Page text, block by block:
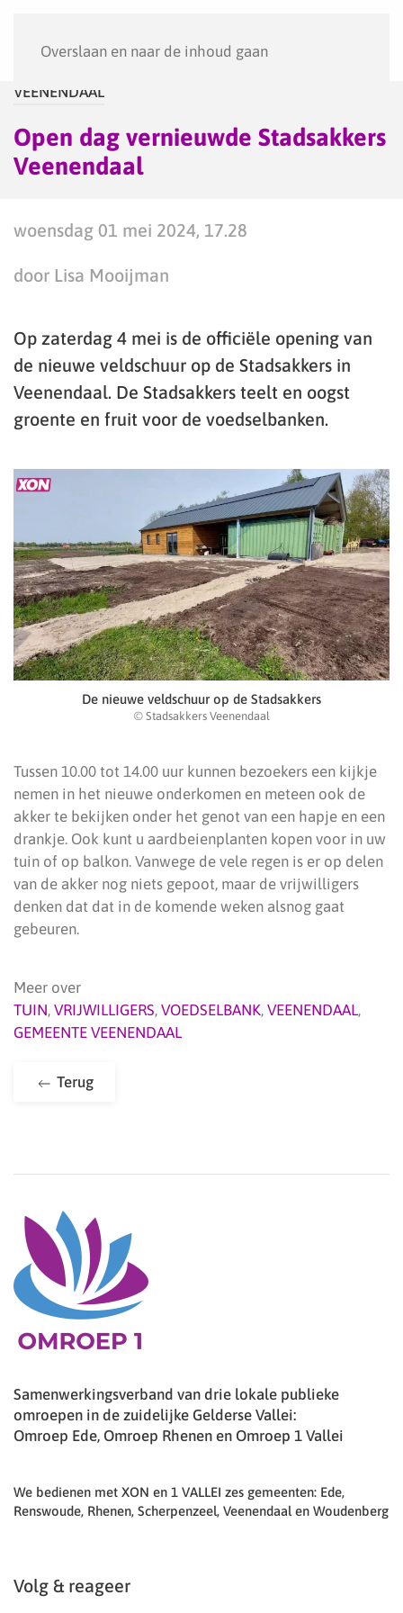
Overslaan en naar de inhoud gaan
VEENENDAAL
Open dag vernieuwde Stadsakkers
Veenendaal
woensdag 01 mei 2024, 17.28
door Lisa Mooijman
Op zaterdag 4 mei is de officiële opening van
de nieuwe veldschuur op de Stadsakkers in
Veenendaal. De Stadsakkers teelt en oogst
groente en fruit voor de voedselbanken.
De nieuwe veldschuur op de Stadsakkers
© Stadsakkers Veenendaal
Tussen 10.00 tot 14.00 uur kunnen bezoekers een kijkje
nemen in het nieuwe onderkomen en meteen ook de
akker te bekijken onder het genot van een hapje en een
drankje. Ook kunt u aardbeienplanten kopen voor in uw
tuin of op balkon. Vanwege de vele regen is er op delen
van de akker nog niets gepoot, maar de vrijwilligers
denken dat dat in de komende weken alsnog gaat
gebeuren.
Meer over
TUIN, VRIJWILLIGERS, VOEDSELBANK, VEENENDAAL,
GEMEENTE VEENENDAAL
Terug
Samenwerkingsverband van drie lokale publieke
omroepen in de zuidelijke Gelderse Vallei:
Omroep Ede, Omroep Rhenen en Omroep 1 Vallei
We bedienen met XON en 1 VALLEI zes gemeenten: Ede,
Renswoude, Rhenen, Scherpenzeel, Veenendaal en Woudenberg
Volg & reageer